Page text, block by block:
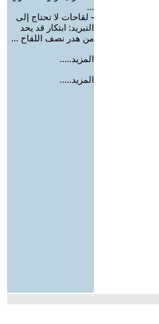
...
- لقاحات لا تحتاج إلى
التبريد: ابتكار قد يحد
من هدر نصف اللقاح ...
المزيد.....
المزيد.....